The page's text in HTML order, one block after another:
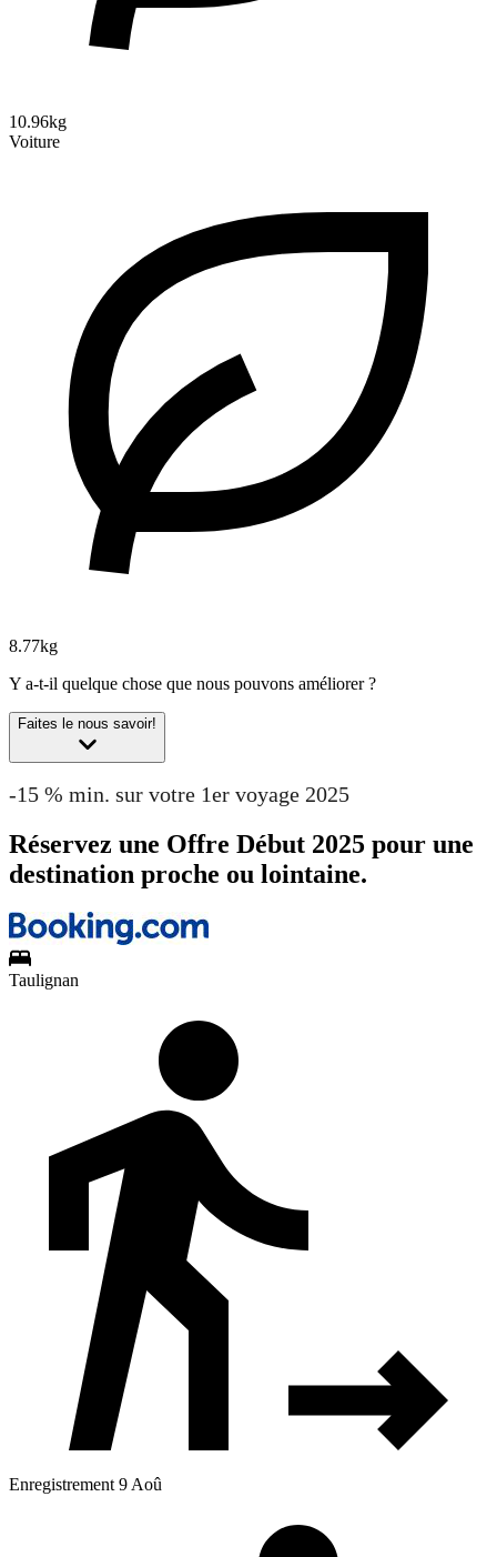
10.96kg
Voiture
8.77kg
Y a-t-il quelque chose que nous pouvons améliorer ?
Faites le nous savoir!
-15 % min. sur votre 1er voyage 2025
Réservez une Offre Début 2025 pour une
destination proche ou lointaine.
Taulignan
Enregistrement 9 Aoû